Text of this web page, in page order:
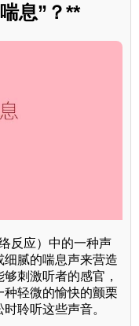
息”？**
反应）中的一种声
腻的喘息声来营造
刺激听者的感官，
轻微的愉快的颤栗
聆听这些声音。